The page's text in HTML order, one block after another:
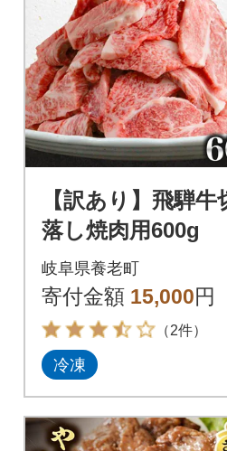
【訳あり】飛騨牛
落し焼肉用600g
岐阜県養老町
寄付金額 15,000円
（2件）
冷凍